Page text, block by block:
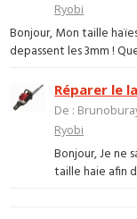
Ryobi
Bonjour, Mon taille
depassent les 3mm !
Réparer le
De :
Ryobi
Bonjour, Je ne
taille haie afin